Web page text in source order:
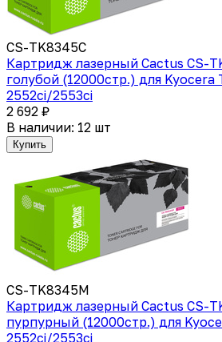
CS-TK8345C
Картридж лазерный Cactus CS-
голубой (12000стр.) для Kyocera
2552ci/2553ci
2 692 ₽
В наличии: 12 шт
Купить
CS-TK8345M
Картридж лазерный Cactus CS-
пурпурный (12000стр.) для
2552ci/2553ci